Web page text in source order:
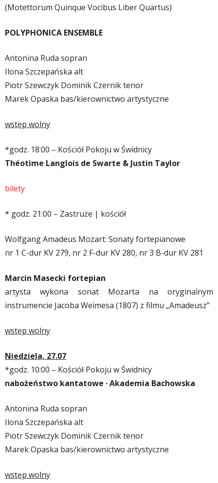
(Motettorum Quinque Vocibus Liber Quartus)
POLYPHONICA ENSEMBLE
Antonina Ruda sopran
Ilona Szczepańska alt
Piotr Szewczyk Dominik Czernik tenor
Marek Opaska bas/kierownictwo artystyczne
wstęp wolny
*godz. 18:00 – Kościół Pokoju w Świdnicy
Théotime Langlois de Swarte & Justin Taylor
bilety
* godz. 21:00 – Zastruże | kościół
Wolfgang Amadeus Mozart: Sonaty fortepianowe
nr 1 C-dur KV 279, nr 2 F-dur KV 280, nr 3 B-dur KV 281
Marcin Masecki fortepian
artysta wykona sonat Mozarta na oryginalnym
instrumencie Jacoba Weimesa (1807) z filmu „Amadeusz”
wstęp wolny
Niedziela, 27.07
*godz. 10:00 – Kościół Pokoju w Świdnicy
nabożeństwo kantatowe · Akademia Bachowska
Antonina Ruda sopran
Ilona Szczepańska alt
Piotr Szewczyk Dominik Czernik tenor
Marek Opaska bas/kierownictwo artystyczne
wstęp wolny